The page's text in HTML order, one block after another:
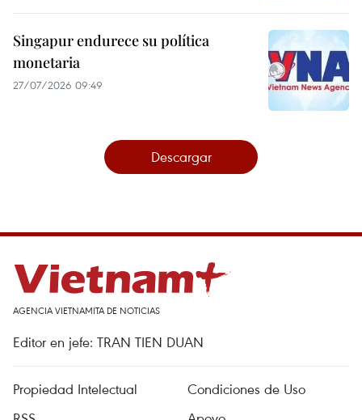
Singapur endurece su política
monetaria
27/07/2026 09:49
Descargar
AGENCIA VIETNAMITA DE NOTICIAS
Editor en jefe: TRAN TIEN DUAN
Propiedad Intelectual
Condiciones de Uso